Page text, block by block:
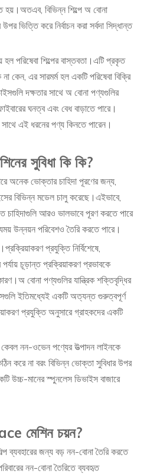
হয়।অতএব, বিভিন্ন শিল্পে অ বোনা
ভিত্তি করে নির্বাচন করা সর্বদা সিদ্ধান্ত
পরিষেবা শিল্পের বাস্তবতা।এটি প্রকৃত
কেন, এর সারমর্ম হল একটি পরিষেবা বিক্রি
দক্ষতার সাথে অ বোনা পণ্যগুলির
ঘনত্ব এবং বেধ বাড়াতে পারে।
এই ধরনের পণ্য কিনতে পারেন।
সুবিধা কি কি?
অনেক ভোক্তার চাহিদা পূরণের জন্য,
বিভিন্ন মডেল চালু করেছে।এইভাবে,
চাহিদাগুলি আরও ভালভাবে পূরণ করতে পারে
উন্নয়ন পরিবেশও তৈরি করতে পারে।
প্রযুক্তি নির্বিশেষে,
চূড়ান্ত প্রক্রিয়াকরণ প্রভাবকে
বোনা পণ্যগুলির যান্ত্রিক শক্তিবৃদ্ধির
ইতিমধ্যেই একটি অত্যন্ত গুরুত্বপূর্ণ
প্রযুক্তি অনুসারে গ্রাহকদের একটি
কেবল নন-ওভেন পণ্যের উত্পাদন লাইনকে
করে না বরং বিভিন্ন ভোক্তা সুবিধার উপর
উচ্চ-মানের স্পুনলেস ডিভাইস বাজারে
মেশিন চয়ন?
ব্যবহারের জন্য বড় নন-বোনা তৈরি করতে
নন-বোনা তৈরিতে ব্যবহৃত